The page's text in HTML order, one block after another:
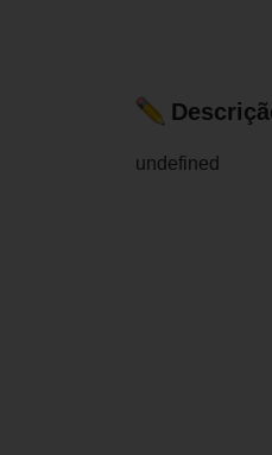
undefined